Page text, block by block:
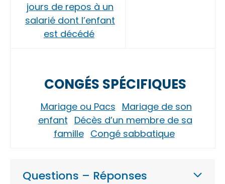
jours de repos à un
salarié dont l’enfant
est décédé
CONGÉS SPÉCIFIQUES
Mariage ou Pacs Mariage de son
enfant Décès d’un membre de sa
famille Congé sabbatique
Questions – Réponses